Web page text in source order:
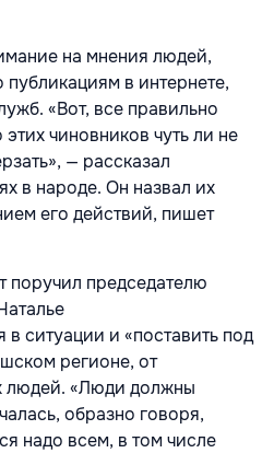
на мнения людей,
в интернете,
«Вот, все правильно
чиновников чуть ли не
— рассказал
в народе. Он назвал их
его действий, пишет
поручил председателю
в ситуации и «поставить под
регионе, от
людей. «Люди должны
образно говоря,
надо всем, в том числе